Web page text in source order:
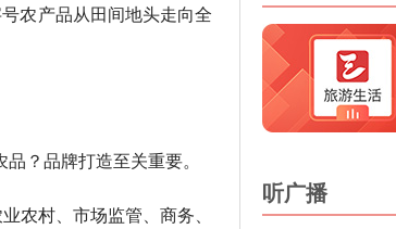
农产品从田间地头走向全
？品牌打造至关重要。
农村、市场监管、商务、
听广播